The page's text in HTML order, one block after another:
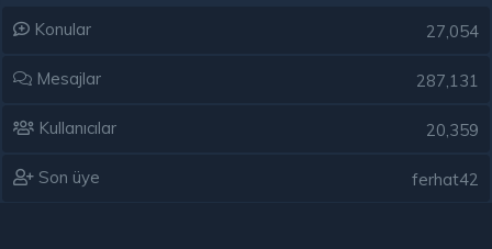
Konular 27,054
Mesajlar 287,131
Kullanıcılar 20,359
Son üye ferhat42